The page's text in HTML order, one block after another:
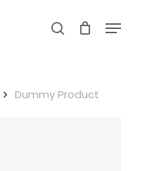
search
Menu
Dummy Product